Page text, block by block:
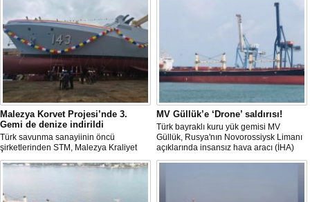
Malezya Korvet Projesi’nde 3.
Gemi de denize indirildi
Türk savunma sanayiinin öncü
şirketlerinden STM, Malezya Kraliyet
Donanması için inşa ettiği üç korvetlik
projede son gemiyi de denize indirdi.
MV Güllük’e ‘Drone’ saldırısı!
Türk bayraklı kuru yük gemisi MV
Güllük, Rusya'nın Novorossiysk Limanı
açıklarında insansız hava aracı (İHA)
saldırısına uğradı.